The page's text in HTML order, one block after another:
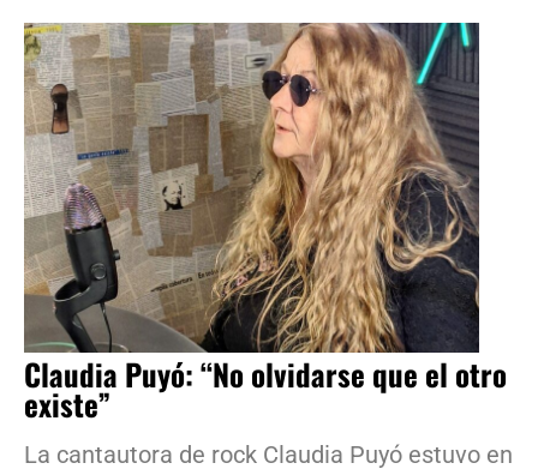
Claudia Puyó: “No olvidarse que el otro
existe”
La cantautora de rock Claudia Puyó estuvo en